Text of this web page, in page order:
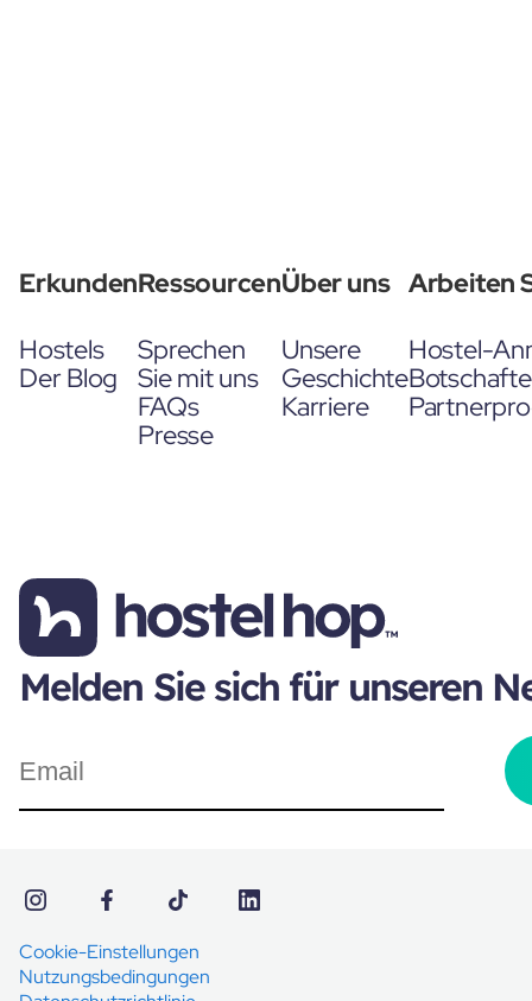
Erkunden
Hostels
Der Blog
Ressourcen
Sprechen
Sie mit uns
FAQs
Presse
Über uns
Unsere
Geschichte
Karriere
Arbeiten
Hostel-
Melden Sie sich für unseren
Cookie-Einstellungen
Nutzungsbedingungen